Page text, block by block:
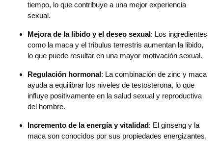
tiempo, lo que contribuye a una mejor experiencia
sexual.
Mejora de la libido y el deseo sexual: Los ingredientes
como la maca y el tribulus terrestris aumentan la libido,
lo que puede resultar en una mayor motivación sexual.
Regulación hormonal: La combinación de zinc y maca
ayuda a equilibrar los niveles de testosterona, lo que
influye positivamente en la salud sexual y reproductiva
del hombre.
Incremento de la energía y vitalidad: El ginseng y la
maca son conocidos por sus propiedades energizantes,